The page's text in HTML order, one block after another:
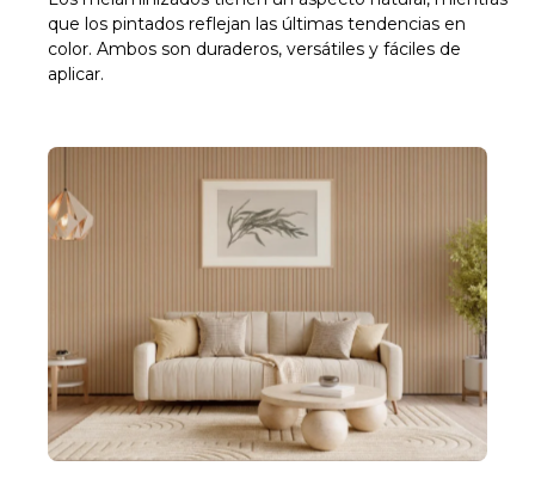
que los pintados reflejan las últimas tendencias en
color. Ambos son duraderos, versátiles y fáciles de
aplicar.